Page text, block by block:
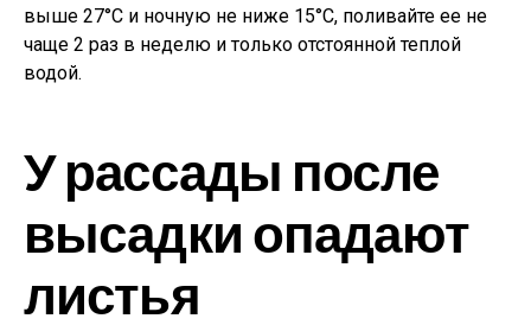
выше 27°С и ночную не ниже 15°С, поливайте ее не
чаще 2 раз в неделю и только отстоянной теплой
водой.
У рассады после
высадки опадают
листья